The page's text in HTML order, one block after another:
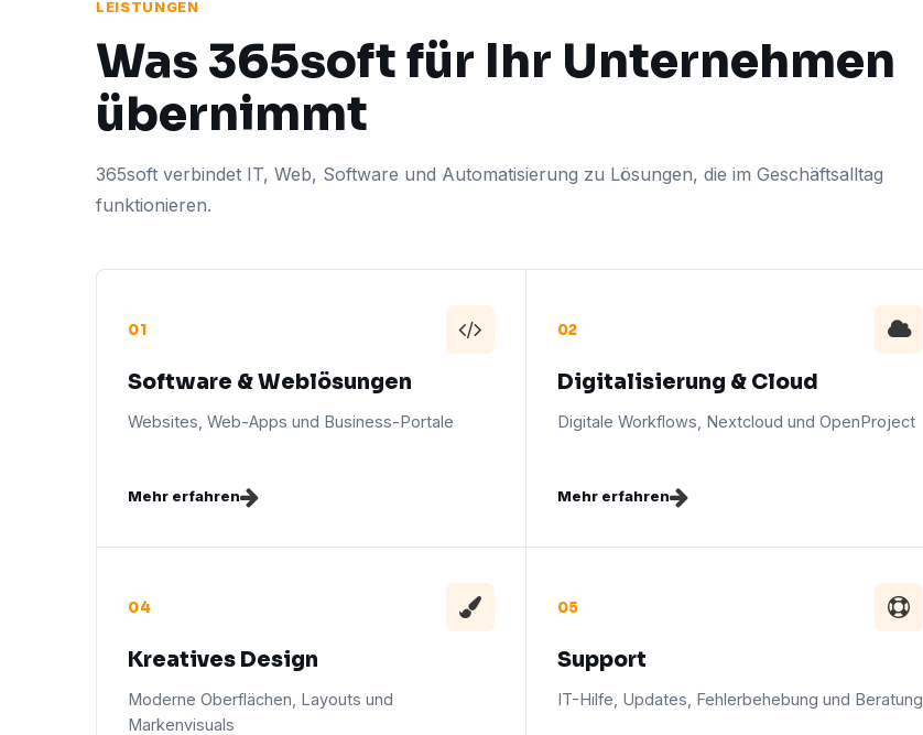
LEISTUNGEN
Was 365soft für Ihr Unternehmen
übernimmt
365soft verbindet IT, Web, Software und Automatisierung zu Lösungen, die im Geschäftsalltag
funktionieren.
01
Software & Weblösungen
Websites, Web-Apps und Business-Portale
Mehr erfahren
02
Digitalisierung & Cloud
Digitale Workflows, Nextcloud und OpenProject
Mehr erfahren
04
Kreatives Design
Moderne Oberflächen, Layouts und
Markenvisuals
05
Support
IT-Hilfe, Updates, Fehlerbehebung und Beratung